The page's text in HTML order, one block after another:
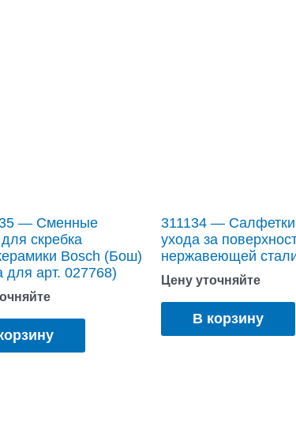
— Сменные
скребка
Bosch (Бош)
для арт. 027768)
311134 —
ухода за
нержавеющей
Цену уточняйте
В корзину